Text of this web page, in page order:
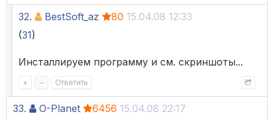
32. BestSoft_az 80 15.04.08 12:33
(31)
Инсталлируем программу и см. скриншоты...
+ – Ответить
33. O-Planet 6456 15.04.08 22:17